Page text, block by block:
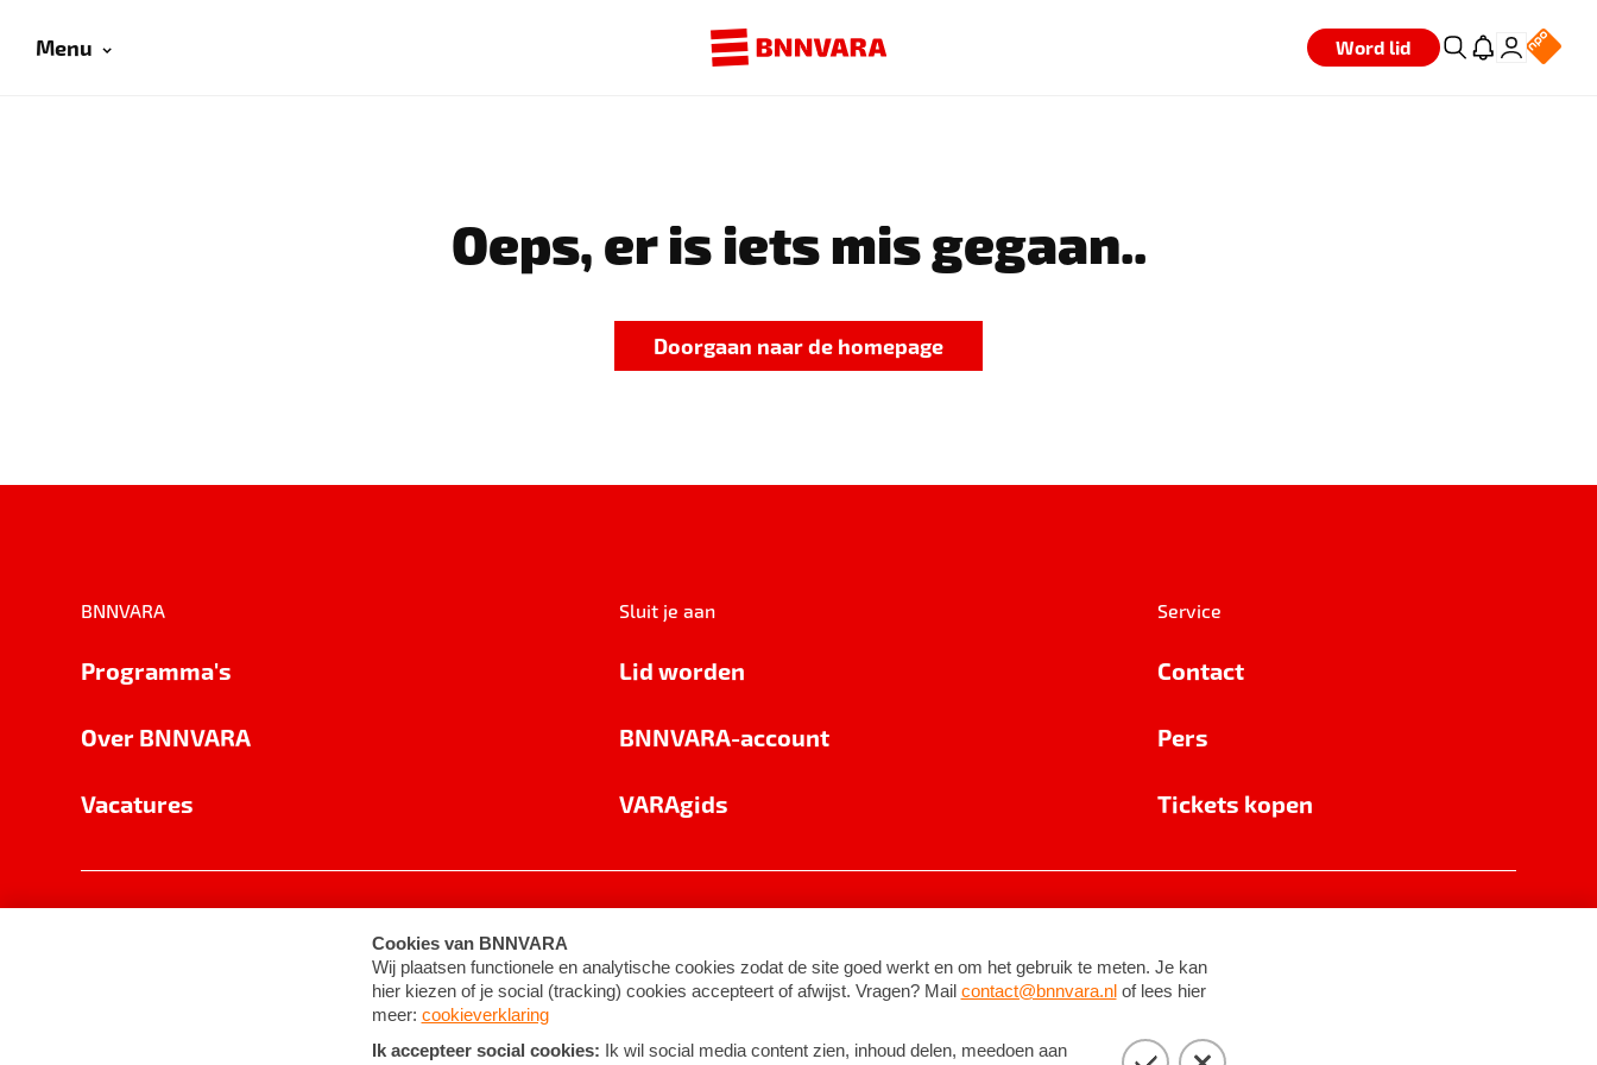
Menu Word lid
Oeps, er is iets mis gegaan..
Doorgaan naar de homepage
BNNVARA
Programma's
Over BNNVARA
Vacatures
Sluit je aan
Lid worden
BNNVARA-account
VARAgids
Service
Contact
Pers
Tickets kopen
Cookie-instellingen Algemene voorwaarden ©2026BNNVARA